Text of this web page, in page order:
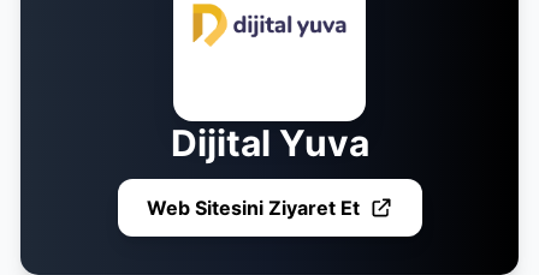
Dijital Yuva
Web Sitesini Ziyaret Et